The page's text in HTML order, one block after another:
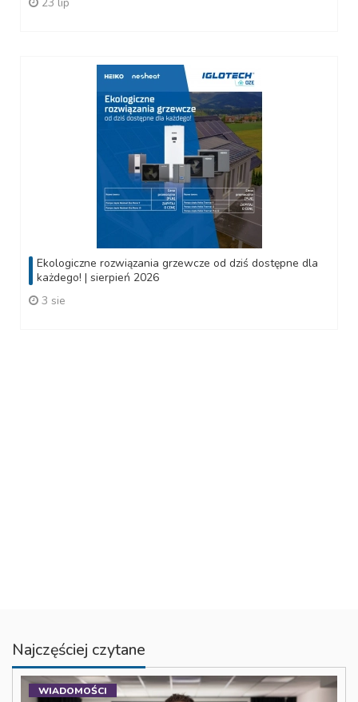
Ekologiczne rozwiązania grzewcze od dziś dostępne dla
każdego! | sierpień 2026
3 sie
Najczęściej czytane
WIADOMOŚCI